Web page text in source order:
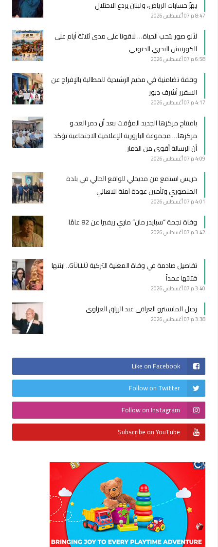
يهزّ حسابات الرياض، ولبنان يردع الاحتلال
8:47 م 07 أغسطس 2026
لأنو صور بتحب الحياة… لاقونا على مدى ثلاثة أيام على
الكورنيش البحري الجنوبي
6:58 م 07 أغسطس 2026
وقفة تضامنية في مخيم الرشيدية للمطالبة بالإفراج عن
السفير أشرف دبور
4:17 م 07 أغسطس 2026
بافتتاح مركزها الجديد المؤقت بعد أن دمر العد.و
مركزها… مجموعة البازورية الإعلامية الاجتماعية تؤكد
أن الرسالة أقوى من الدمار
4:09 م 07 أغسطس 2026
خريس استمع من مديحلي للواقع الحالي في بلدة
المنصوري وتأمين عودة آمنة للاهالي
4:01 م 07 أغسطس 2026
وفاة نجمة “سبايدر مان” ماري ريفيرا عن 82 عامًا
3:42 م 07 أغسطس 2026
تفاصيل صادمة في وفاة المغنية التركية GÜLLÜ.. ابنتها
قتلتها عمداً
3:40 م 07 أغسطس 2026
رحيل المايسترو العراقي عبد الرزاق العزاوي
3:38 م 07 أغسطس 2026
Like on Facebook
Follow on Twitter
Follow on Instagram
Subscribe on YouTube